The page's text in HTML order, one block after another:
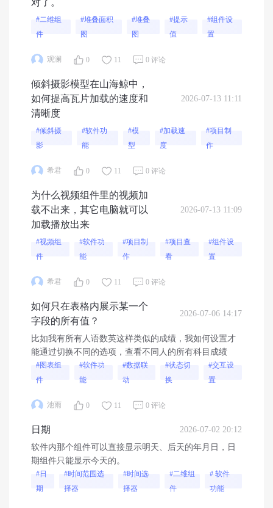
对了。
#二维组
件
#堆叠面积
图
#堆叠
图
#提示
值
#组件设
置
观澜 0 11 0 评论
倾斜摄影模型在山海鲸中，
如何提高瓦片加载的速度和
清晰度
2026-07-13 11:11
#倾斜摄
影
#软件功
能
#模
型
#加载速
度
#项目制
作
希君 0 11 0 评论
为什么视频组件里的视频加
载不出来，其它电脑就可以
加载播放出来
2026-07-13 11:09
#视频组
件
#软件功
能
#项目制
作
#项目查
看
#组件设
置
希君 0 11 0 评论
如何只在表格内展示某一个
字段的所有值？
2026-07-06 14:17
比如我有所有人语数英这样类似的成绩，我如何设置才
能通过切换不同的选项，查看不同人的所有科目成绩
#图表组
件
#软件功
能
#数据联
动
#状态切
换
#交互设
置
池雨 0 11 0 评论
日期
2026-07-02 20:12
软件内那个组件可以直接显示明天、后天的年月日，日
期组件只能显示今天的。
#日
期
#时间范围选
择器
#时间选
择器
#二维组
件
# 软件
功能